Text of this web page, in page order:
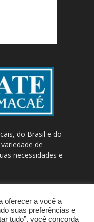
do Brasil e do
de
necessidades e
/
oferecer a você a
suas preferências e
tudo”, você concorda